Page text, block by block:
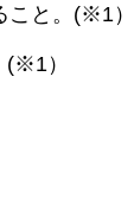
と。(※1）
）